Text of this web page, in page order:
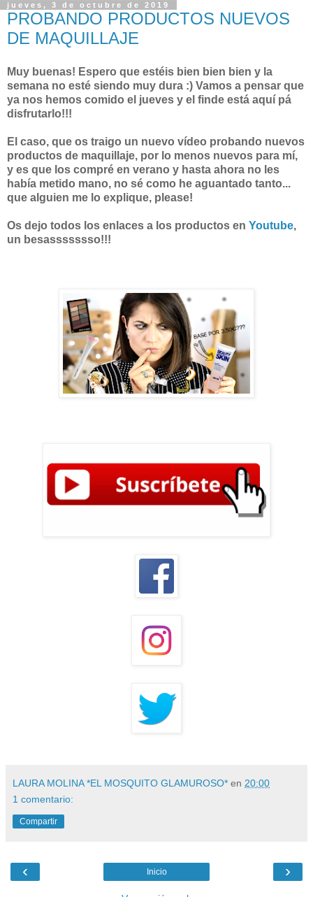
jueves, 3 de octubre de 2019
PROBANDO PRODUCTOS NUEVOS
DE MAQUILLAJE
Muy buenas! Espero que estéis bien bien bien y la
semana no esté siendo muy dura :) Vamos a pensar que
ya nos hemos comido el jueves y el finde está aquí pá
disfrutarlo!!!
El caso, que os traigo un nuevo vídeo probando nuevos
productos de maquillaje, por lo menos nuevos para mí,
y es que los compré en verano y hasta ahora no les
había metido mano, no sé como he aguantado tanto...
que alguien me lo explique, please!
Os dejo todos los enlaces a los productos en Youtube,
un besassssssso!!!
LAURA MOLINA *EL MOSQUITO GLAMUROSO* en 20:00
1 comentario:
Compartir
‹ ›
Inicio